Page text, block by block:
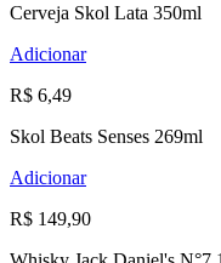
Cerveja Skol Lata 350ml
Adicionar
R$ 6,49
Skol Beats Senses 269ml
Adicionar
R$ 149,90